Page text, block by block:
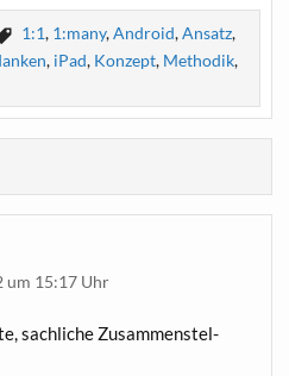
1:1, 1:many,Android,Ansatz,
, iPad, Konzept, Methodik,
um 15:17 Uhr
sach­li­che Zusam­men­stel­